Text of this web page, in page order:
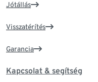
Jótállás
Visszatérítés
Garancia
Kapcsolat & segítség